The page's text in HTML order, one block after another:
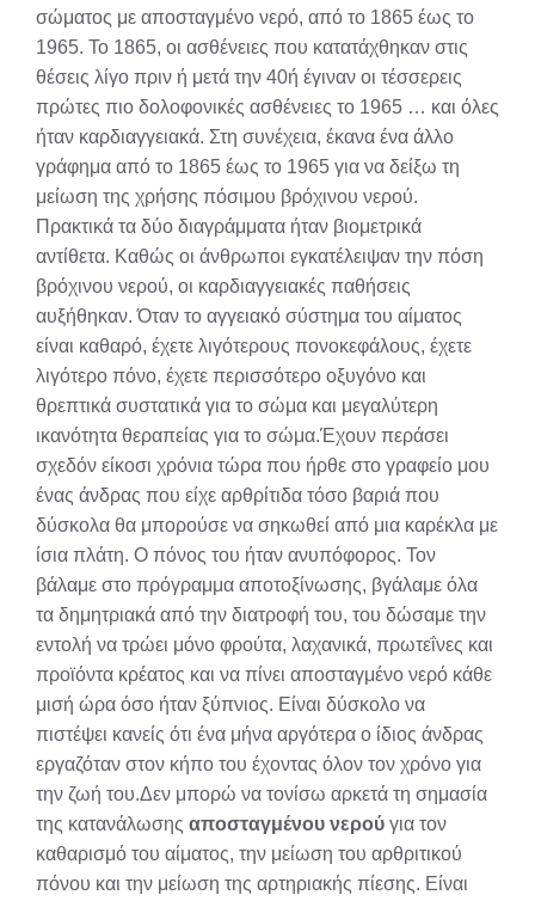
σώματος με αποσταγμένο νερό, από το 1865 έως το
1965. Το 1865, οι ασθένειες που κατατάχθηκαν στις
θέσεις λίγο πριν ή μετά την 40ή έγιναν οι τέσσερεις
πρώτες πιο δολοφονικές ασθένειες το 1965 … και όλες
ήταν καρδιαγγειακά. Στη συνέχεια, έκανα ένα άλλο
γράφημα από το 1865 έως το 1965 για να δείξω τη
μείωση της χρήσης πόσιμου βρόχινου νερού.
Πρακτικά τα δύο διαγράμματα ήταν βιομετρικά
αντίθετα. Καθώς οι άνθρωποι εγκατέλειψαν την πόση
βρόχινου νερού, οι καρδιαγγειακές παθήσεις
αυξήθηκαν. Όταν το αγγειακό σύστημα του αίματος
είναι καθαρό, έχετε λιγότερους πονοκεφάλους, έχετε
λιγότερο πόνο, έχετε περισσότερο οξυγόνο και
θρεπτικά συστατικά για το σώμα και μεγαλύτερη
ικανότητα θεραπείας για το σώμα.Έχουν περάσει
σχεδόν είκοσι χρόνια τώρα που ήρθε στο γραφείο μου
ένας άνδρας που είχε αρθρίτιδα τόσο βαριά που
δύσκολα θα μπορούσε να σηκωθεί από μια καρέκλα με
ίσια πλάτη. Ο πόνος του ήταν ανυπόφορος. Τον
βάλαμε στο πρόγραμμα αποτοξίνωσης, βγάλαμε όλα
τα δημητριακά από την διατροφή του, του δώσαμε την
εντολή να τρώει μόνο φρούτα, λαχανικά, πρωτεΐνες και
προϊόντα κρέατος και να πίνει αποσταγμένο νερό κάθε
μισή ώρα όσο ήταν ξύπνιος. Είναι δύσκολο να
πιστέψει κανείς ότι ένα μήνα αργότερα ο ίδιος άνδρας
εργαζόταν στον κήπο του έχοντας όλον τον χρόνο για
την ζωή του.Δεν μπορώ να τονίσω αρκετά τη σημασία
της κατανάλωσης αποσταγμένου νερού για τον
καθαρισμό του αίματος, την μείωση του αρθριτικού
πόνου και την μείωση της αρτηριακής πίεσης. Είναι